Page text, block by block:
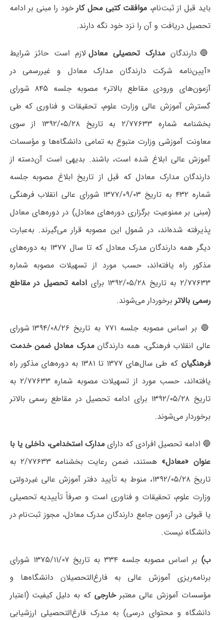
باید قبل از ثبت‌نام، موافقت کتبی محل کارخود را مبنی بر ادامه
تحصیل دریافت و آن را نزد خود نگه دارند.
🔵دارندگانمدارک تحصیلی معادللازم است حائز شرایط
«آیین‌نامه شرکت دارندگان مدارک معادل و غیررسمی در
آزمون‌های ورودی مقاطع بالاتر» مصوبه جلسه ۸۴۵ شورای
گسترش آموزش عالی وزارت علوم، تحقیقات و فناوری که طی
بخشنامه شماره ۲/۷۷۶۳۳ به تاریخ ۱۳۹۲/۰۵/۲۸ از سوی
معاونت آموزشی وزارت متبوع به تمامی دانشگاه‌ها و مؤسسات
آموزش عالی ابلاغ شده است، باشند. بدیهی است آن‌دسته از
دارندگان مدارک معادل که قبل از تاریخ ابلاغ مصوبه جلسه
شماره ۴۳۲ به تاریخ ۱۳۷۷/۰۹/۰۳ شورای عالی انقلاب فرهنگی
(مبنی بر ممنوعیت برگزاری دوره‌های معادل) در دوره‌های معادل
پذیرفته شده‌اند، در شمول این مصوبه قرار می‌گیرند. به‌عبارت
دیگر همه دارندگان مدرک معادل که تا سال ۱۳۷۷ به دوره‌های
مذکور راه یافته‌اند، حسب مورد از تسهیلات مصوبه شماره
۲/۷۷۶۳۳ به تاریخ ۱۳۹۲/۰۵/۲۸ برای
ادامه تحصیل در مقاطع
رسمی بالاتر برخوردار می‌شوند.
🔵 بر اساس مصوبه جلسه ۷۷۱ به تاریخ ۱۳۹۴/۰۸/۲۶ شورای
عالی انقلاب فرهنگی، همه دارندگانمدرک معادل ضمن خدمت
فرهنگیان
که طی سال‌های ۱۳۷۷ تا ۱۳۸۱ به دوره‌های مذکور راه
یافته‌اند، حسب مورد از تسهیلات مصوبه شماره ۲/۷۷۶۳۳ به
تاریخ ۱۳۹۲/۰۵/۲۸ برای ادامه تحصیل در مقاطع رسمی بالاتر
برخوردار می‌شوند.
🔵 ادامه تحصیل افرادی که دارای مدارک استخدامی، داخلی یا با
عنوان «معادل»
هستند، ضمن رعایت بخشنامه ۲/۷۷۶۳۳ به
تاریخ ۱۳۹۲/۰۵/۲۸، منوط به تأیید دفتر آموزش عالی غیردولتی
وزارت علوم، تحقیقات و فناوری است و صرفاً تأییدیه تحصیلی
یا قبولی در آزمون جامع دارندگان مدرک معادل، مجوز ثبت‌نام در
دانشگاه نیست.
ب)
بر اساس مصوبه جلسه ۳۳۴ به تاریخ ۱۳۷۵/۱۱/۰۷ شورای
برنامه‌ریزی آموزش عالی به فارغ‌التحصیلان دانشگاه‌ها و
مؤسسات آموزش عالی معتبرخارجی که به دلیل کیفیت (اعتبار
دانشگاه و محتوای درسی) به مدرک فارغ‌التحصیلی ارزشیابی